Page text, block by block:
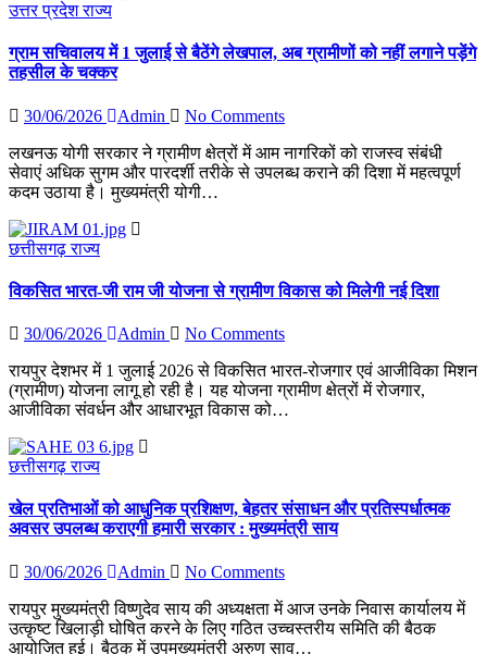
उत्तर प्रदेशराज्य
ग्राम सचिवालय में 1 जुलाई से बैठेंगे लेखपाल, अब ग्रामीणों को नहीं लगाने पड़ेंगे
तहसील के चक्कर
30/06/2026 Admin
No Comments
लखनऊ योगी सरकार ने ग्रामीण क्षेत्रों में आम नागरिकों को राजस्व संबंधी
सेवाएं अधिक सुगम और पारदर्शी तरीके से उपलब्ध कराने की दिशा में महत्वपूर्ण
कदम उठाया है। मुख्यमंत्री योगी…
छत्तीसगढ़राज्य
विकसित भारत-जी राम जी योजना से ग्रामीण विकास को मिलेगी नई दिशा
30/06/2026 Admin
No Comments
रायपुर देशभर में 1 जुलाई 2026 से विकसित भारत-रोजगार एवं आजीविका मिशन
(ग्रामीण) योजना लागू हो रही है। यह योजना ग्रामीण क्षेत्रों में रोजगार,
आजीविका संवर्धन और आधारभूत विकास को…
छत्तीसगढ़राज्य
खेल प्रतिभाओं को आधुनिक प्रशिक्षण, बेहतर संसाधन और प्रतिस्पर्धात्मक
अवसर उपलब्ध कराएगी हमारी सरकार : मुख्यमंत्री साय
30/06/2026 Admin
No Comments
रायपुर मुख्यमंत्री विष्णुदेव साय की अध्यक्षता में आज उनके निवास कार्यालय में
उत्कृष्ट खिलाड़ी घोषित करने के लिए गठित उच्चस्तरीय समिति की बैठक
आयोजित हुई। बैठक में उपमुख्यमंत्री अरुण साव…